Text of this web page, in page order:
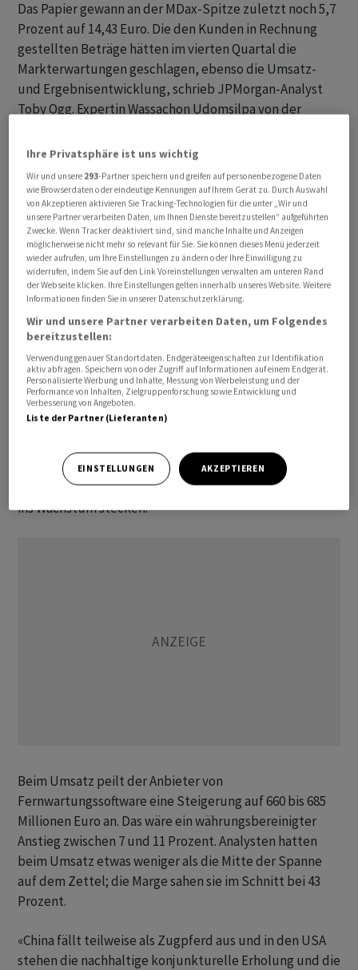
Das Papier gewann an der MDax-Spitze zuletzt noch 5,7
Prozent auf 14,43 Euro. Die den Kunden in Rechnung
gestellten Beträge hätten im vierten Quartal die
Markterwartungen geschlagen, ebenso die Umsatz-
und Ergebnisentwicklung, schrieb JPMorgan-Analyst
Toby Ogg. Expertin Wassachon Udomsilpa von der
Grosskundengeschäft im Schlussquartal.
Vor Zinsen, Steuern und Abschreibungen sowie vor
Sondereffekten soll der Gewinn des Konzerns 2024
mindestens 43 Prozent vom Umsatz ausmachen, wie
Teamviewer am Mittwoch in Göppingen mitteilte.
Vergangenes Jahr stieg die operative Marge von 41 auf
42 Prozent.
Im neuen Jahr gibt unter anderem der deutlich
englischen Fussballclub Manchester United Schub für
das operative Ergebnis. Teamviewer hatte den
Einspareffekt für das Jahr bereits auf 17,5 Millionen
Euro beziffert. Ein Grossteil der Einsparungen werde
erst in der zweiten Jahreshälfte positiv auf die Marge
wirken. Bereits in den ersten sechs Monaten will
Teamviewer weitere Teile des einzusparenden Geldes
ins Wachstum stecken.
Beim Umsatz peilt der Anbieter von
Fernwartungssoftware eine Steigerung auf 660 bis 685
Millionen Euro an. Das wäre ein währungsbereinigter
Anstieg zwischen 7 und 11 Prozent. Analysten hatten
beim Umsatz etwas weniger als die Mitte der Spanne
auf dem Zettel; die Marge sahen sie im Schnitt bei 43
Prozent.
«China fällt teilweise als Zugpferd aus und in den USA
stehen die nachhaltige konjunkturelle Erholung und die
Ihre Privatsphäre ist uns wichtig
Wir und unsere 293-Partner speichern und greifen auf personenbezogene Daten
wie Browserdaten oder eindeutige Kennungen auf Ihrem Gerät zu. Durch Auswahl
von Akzeptieren aktivieren Sie Tracking-Technologien für die unter „Wir und
unsere Partner verarbeiten Daten, um Ihnen Dienste bereitzustellen“ aufgeführten
Zwecke. Wenn Tracker deaktiviert sind, sind manche Inhalte und Anzeigen
möglicherweise nicht mehr so relevant für Sie. Sie können dieses Menü jederzeit
wieder aufrufen, um Ihre Einstellungen zu ändern oder Ihre Einwilligung zu
widerrufen, indem Sie auf den Link Voreinstellungen verwalten am unteren Rand
der Webseite klicken. Ihre Einstellungen gelten innerhalb unseres Website. Weitere
Informationen finden Sie in unserer Datenschutzerklärung.
Wir und unsere Partner verarbeiten Daten, um Folgendes
bereitzustellen:
Verwendung genauer Standortdaten. Endgeräteeigenschaften zur Identifikation
aktiv abfragen. Speichern von oder Zugriff auf Informationen auf einem Endgerät.
Personalisierte Werbung und Inhalte, Messung von Werbeleistung und der
Performance von Inhalten, Zielgruppenforschung sowie Entwicklung und
Verbesserung von Angeboten.
Liste der Partner (Lieferanten)
EINSTELLUNGEN AKZEPTIEREN